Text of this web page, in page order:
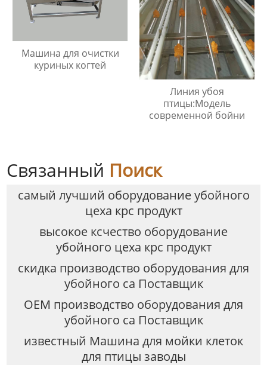
Машина для очистки
куриных когтей
Линия убоя
птицы:Модель
современной бойни
Связанный Поиск
самый лучший оборудование убойного
цеха крс продукт
высокое ксчество оборудование
убойного цеха крс продукт
скидка производство оборудования для
убойного са Поставщик
OEM производство оборудования для
убойного са Поставщик
известный Машина для мойки клеток
для птицы заводы